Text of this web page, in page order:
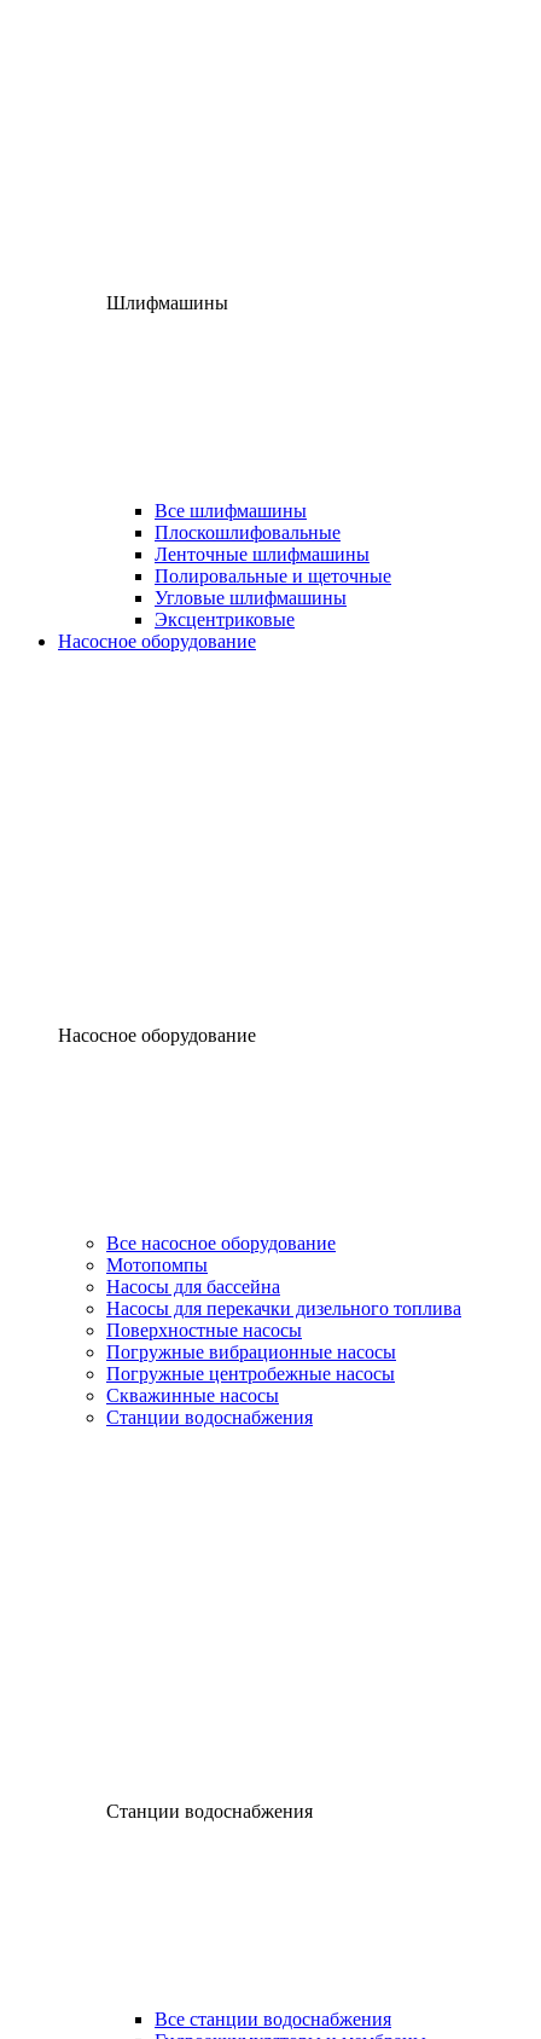
Шлифмашины
Все шлифмашины
Плоскошлифовальные
Ленточные шлифмашины
Полировальные и щеточные
Угловые шлифмашины
Эксцентриковые
Насосное оборудование
Насосное оборудование
Все насосное оборудование
Мотопомпы
Насосы для бассейна
Насосы для перекачки дизельного топлива
Поверхностные насосы
Погружные вибрационные насосы
Погружные центробежные насосы
Скважинные насосы
Станции водоснабжения
Станции водоснабжения
Все станции водоснабжения